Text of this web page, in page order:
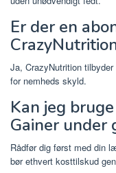
Er der en
Ja, CrazyNutrition tilbyder
for nemheds skyld.
Kan jeg
Gainer under
Rådfør dig først med din
bør ethvert kosttilskud